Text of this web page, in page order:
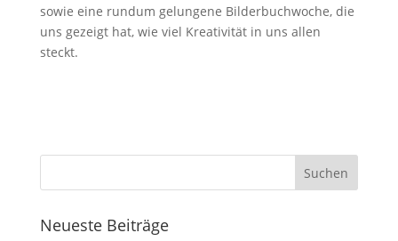
sowie eine rundum gelungene Bilderbuchwoche, die
uns gezeigt hat, wie viel Kreativität in uns allen
steckt.
Neueste Beiträge